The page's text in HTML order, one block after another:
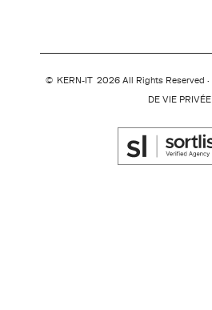
© KERN-IT 2026 All Rights Reserved ·
DE VIE PRIVÉE